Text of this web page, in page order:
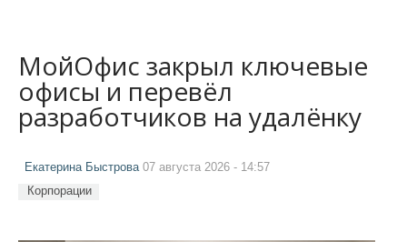
МойОфис закрыл ключевые
офисы и перевёл
разработчиков на удалёнку
Екатерина Быстрова 07 августа 2026 - 14:57
Корпорации